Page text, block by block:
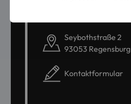
Seybothstraße 2
93053 Regensburg
Kontaktformular